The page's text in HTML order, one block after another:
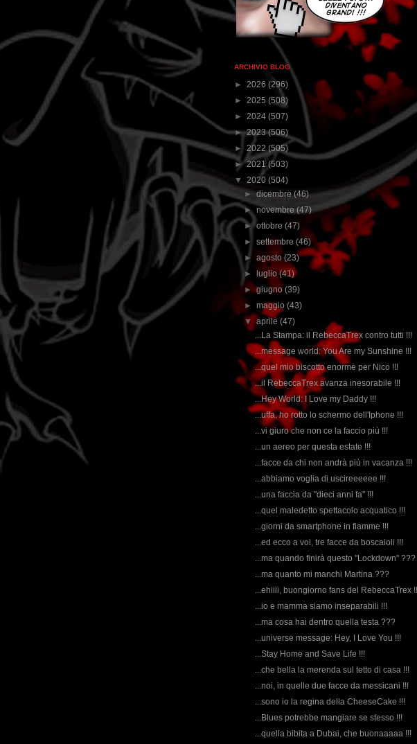
ARCHIVIO BLOG
► 2026 (296)
► 2025 (508)
► 2024 (507)
►2023(506)
► 2022(505)
►2021(503)
▼ 2020 (504)
►dicembre(46)
►novembre(47)
►ottobre(47)
►settembre(46)
►agosto(23)
►
luglio(41)
►giugno(39)
►maggio(43)
▼aprile(47)
...La Stampa: il RebeccaTrex contro tutti !!!
...message world: You Are my Sunshine !!!
...quel mio biscotto enorme per Nico !!!
...il RebeccaTrex avanza inesorabile !!!
...Hey World: I Love my Daddy !!!
...uffa, ho rotto lo schermo dell'Iphone !!!
...vi giuro che non ce la faccio più !!!
...un aereo per questa estate !!!
...facce da chi non andrà più in vacanza !!!
...abbiamo voglia di uscireeeeee !!!
...una faccia da "dieci anni fa" !!!
...quel maledetto spettacolo acquatico !!!
...giorni da smartphone in fiamme !!!
...ed ecco a voi, tre facce da boscaioli !!!
...ma quando finirà questo "Lockdown" ???
...ma quanto mi manchi Martina ???
...ehiiii, buongiorno fans del RebeccaTrex
...io e mamma siamo inseparabili !!!
...ma cosa hai dentro quella testa ???
...universe message: Hey, I Love You !!!
...Stay Home and Save Life !!!
...che bella la merenda sul tetto di casa !!!
...noi, in quelle due facce da messicani !!!
...sono io la regina della CheeseCake !!!
...Blues potrebbe mangiare se stesso !!!
...quella bibita a Dubai, che buonaaaaa !!!